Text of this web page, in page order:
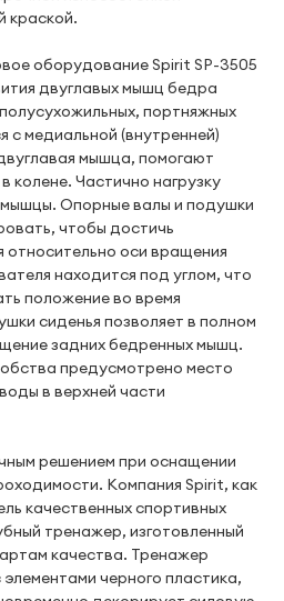
краской.
оборудование Spirit SP-3505
двуглавых мышц бедра
портняжных
с медиальной (внутренней)
мышца, помогают
колене. Частично нагрузку
Опорные валы и подушки
чтобы достичь
относительно оси вращения
находится под углом, что
положение во время
сиденья позволяет в полном
задних бедренных мышц.
предусмотрено место
в верхней части
решением при оснащении
Компания Spirit, как
качественных спортивных
тренажер, изготовленный
качества. Тренажер
черного пластика,